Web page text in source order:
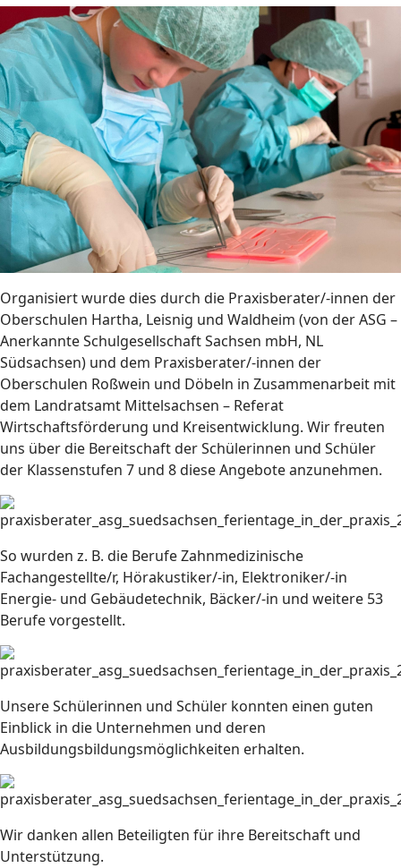
Organisiert wurde dies durch die Praxisberater/-innen der
Oberschulen Hartha, Leisnig und Waldheim (von der ASG –
Anerkannte Schulgesellschaft Sachsen mbH, NL
Südsachsen) und dem Praxisberater/-innen der
Oberschulen Roßwein und Döbeln in Zusammenarbeit mit
dem Landratsamt Mittelsachsen – Referat
Wirtschaftsförderung und Kreisentwicklung. Wir freuten
uns über die Bereitschaft der Schülerinnen und Schüler
der Klassenstufen 7 und 8 diese Angebote anzunehmen.
So wurden z. B. die Berufe Zahnmedizinische
Fachangestellte/r, Hörakustiker/-in, Elektroniker/-in
Energie- und Gebäudetechnik, Bäcker/-in und weitere 53
Berufe vorgestellt.
Unsere Schülerinnen und Schüler konnten einen guten
Einblick in die Unternehmen und deren
Ausbildungsbildungsmöglichkeiten erhalten.
Wir danken allen Beteiligten für ihre Bereitschaft und
Unterstützung.